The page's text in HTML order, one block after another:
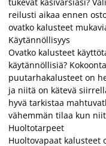
reilusti aikaa ennen
ovatko kalusteet
Käytännöllisyys
Ovatko kalusteet
käytännöllisiä?
puutarhakalusteet on
ja niitä on kätevä
hyvä tarkistaa
vähemmän tilaa kun
Huoltotarpeet
Huoltovapaat